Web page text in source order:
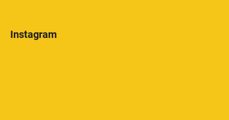
Instagram